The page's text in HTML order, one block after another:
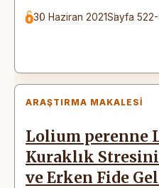
30 Haziran 2021Sayfa
ARAŞTIRMA MAKALESI
Lolium perenne
Kuraklık
ve Erken Fide